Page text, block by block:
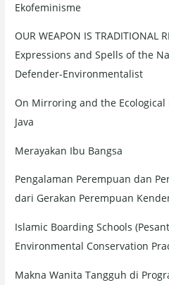
Ekofeminisme
OUR WEAPON IS TRADITIONAL
Expressions and Spells of the
Defender-Environmentalist
On Mirroring and the Ecological
Java
Merayakan Ibu Bangsa
Pengalaman Perempuan dan
dari Gerakan Perempuan
Islamic Boarding Schools
Environmental Conservation
Makna Wanita Tangguh di